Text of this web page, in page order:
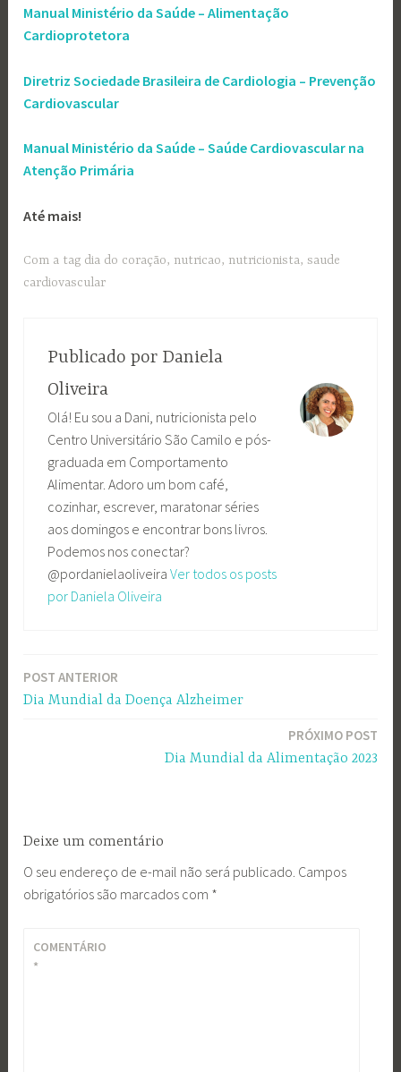
Manual Ministério da Saúde – Alimentação
Cardioprotetora
Diretriz Sociedade Brasileira de Cardiologia – Prevenção
Cardiovascular
Manual Ministério da Saúde – Saúde Cardiovascular na
Atenção Primária
Até mais!
Com a tag dia do coração, nutricao, nutricionista,saude
cardiovascular
Publicado por Daniela
Oliveira
Olá! Eu sou a Dani, nutricionista pelo
Centro Universitário São Camilo e pós-
graduada em Comportamento
Alimentar. Adoro um bom café,
cozinhar, escrever, maratonar séries
aos domingos e encontrar bons livros.
Podemos nos conectar?
@pordanielaoliveira Ver todos os posts
por Daniela Oliveira
Navegação
POST ANTERIOR
Dia Mundial da Doença Alzheimer
PRÓXIMO POST
Dia Mundial da Alimentação 2023
Deixe um comentário
O seu endereço de e-mail não será publicado. Campos
obrigatórios são marcados com *
COMENTÁRIO
*